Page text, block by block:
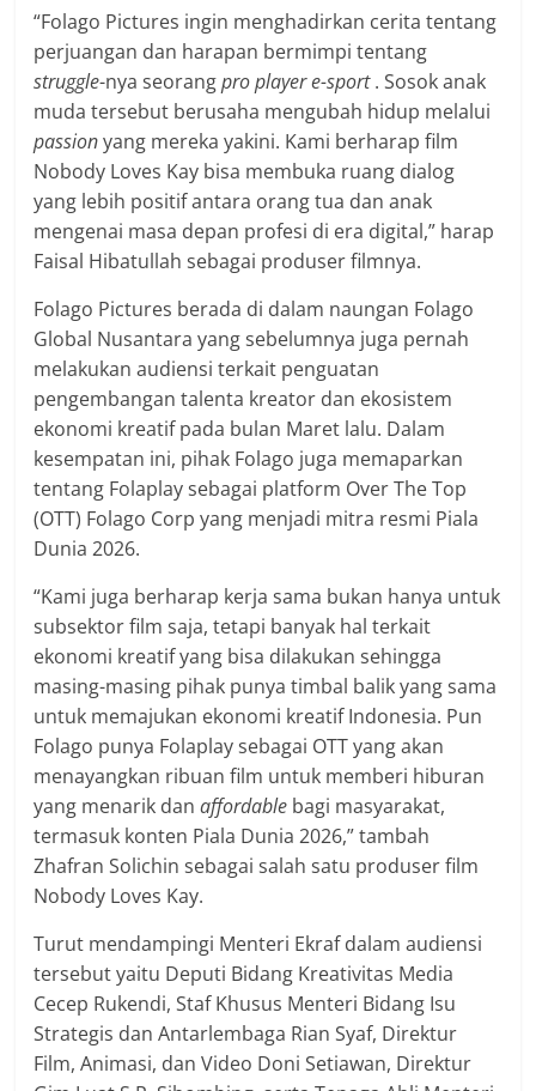
“Folago Pictures ingin menghadirkan cerita tentang
perjuangan dan harapan bermimpi tentang
struggle-nya seorangpro player e-sport. Sosok anak
muda tersebut berusaha mengubah hidup melalui
passionyang mereka yakini. Kami berharap film
Nobody Loves Kay bisa membuka ruang dialog
yang lebih positif antara orang tua dan anak
mengenai masa depan profesi di era digital,” harap
Faisal Hibatullah sebagai produser filmnya.
Folago Pictures berada di dalam naungan Folago
Global Nusantara yang sebelumnya juga pernah
melakukan audiensi terkait penguatan
pengembangan talenta kreator dan ekosistem
ekonomi kreatif pada bulan Maret lalu. Dalam
kesempatan ini, pihak Folago juga memaparkan
tentang Folaplay sebagai platform Over The Top
(OTT) Folago Corp yang menjadi mitra resmi Piala
Dunia 2026.
“Kami juga berharap kerja sama bukan hanya untuk
subsektor film saja, tetapi banyak hal terkait
ekonomi kreatif yang bisa dilakukan sehingga
masing-masing pihak punya timbal balik yang sama
untuk memajukan ekonomi kreatif Indonesia. Pun
Folago punya Folaplay sebagai OTT yang akan
menayangkan ribuan film untuk memberi hiburan
yang menarik danaffordable bagi masyarakat,
termasuk konten Piala Dunia 2026,” tambah
Zhafran Solichin sebagai salah satu produser film
Nobody Loves Kay.
Turut mendampingi Menteri Ekraf dalam audiensi
tersebut yaitu Deputi Bidang Kreativitas Media
Cecep Rukendi, Staf Khusus Menteri Bidang Isu
Strategis dan Antarlembaga Rian Syaf, Direktur
Film, Animasi, dan Video Doni Setiawan, Direktur